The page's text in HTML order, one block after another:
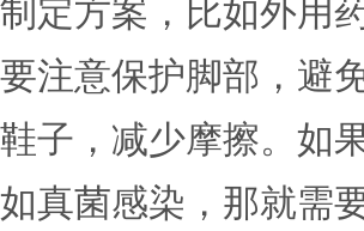
定方案，比如外用
注意保护脚部，避
子，减少摩擦。如
真菌感染，那就需